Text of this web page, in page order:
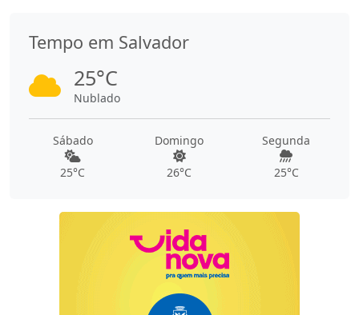
Tempo em Salvador
25°C
Nublado
Sábado
25°C
Domingo
26°C
Segunda
25°C